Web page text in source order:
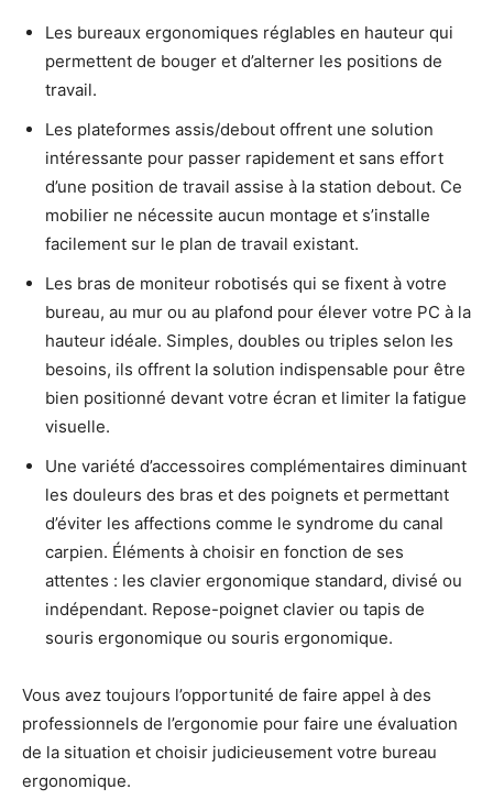
Les bureaux ergonomiques réglables en hauteur qui
permettent de bouger et d’alterner les positions de
travail.
Les plateformes assis/debout offrent une solution
intéressante pour passer rapidement et sans effort
d’une position de travail assise à la station debout. Ce
mobilier ne nécessite aucun montage et s’installe
facilement sur le plan de travail existant.
Les bras de moniteur robotisés qui se fixent à votre
bureau, au mur ou au plafond pour élever votre PC à la
hauteur idéale. Simples, doubles ou triples selon les
besoins, ils offrent la solution indispensable pour être
bien positionné devant votre écran et limiter la fatigue
visuelle.
Une variété d’accessoires complémentaires diminuant
les douleurs des bras et des poignets et permettant
d’éviter les affections comme le syndrome du canal
carpien. Éléments à choisir en fonction de ses
attentes : les clavier ergonomique standard, divisé ou
indépendant. Repose-poignet clavier ou tapis de
souris ergonomique ou souris ergonomique.
Vous avez toujours l’opportunité de faire appel à des
professionnels de l’ergonomie pour faire une évaluation
de la situation et choisir judicieusement votre bureau
ergonomique.